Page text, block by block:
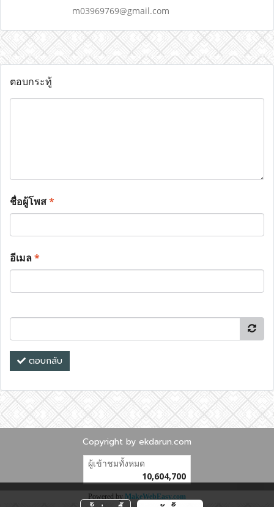
m03969769@gmail.com
ตอบกระทู้
ชื่อผู้โพส*
อีเมล*
ตอบกลับ
Copyright by ekdarun.com
ผู้เข้าชมทั้งหมด
10,604,700
Powered by MakeWebEasy.com